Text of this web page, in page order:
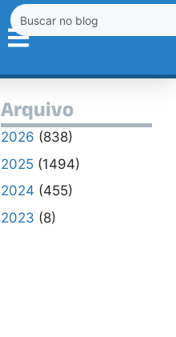
Arquivo
2026 (838)
2025(1494)
2024 (455)
2023 (8)